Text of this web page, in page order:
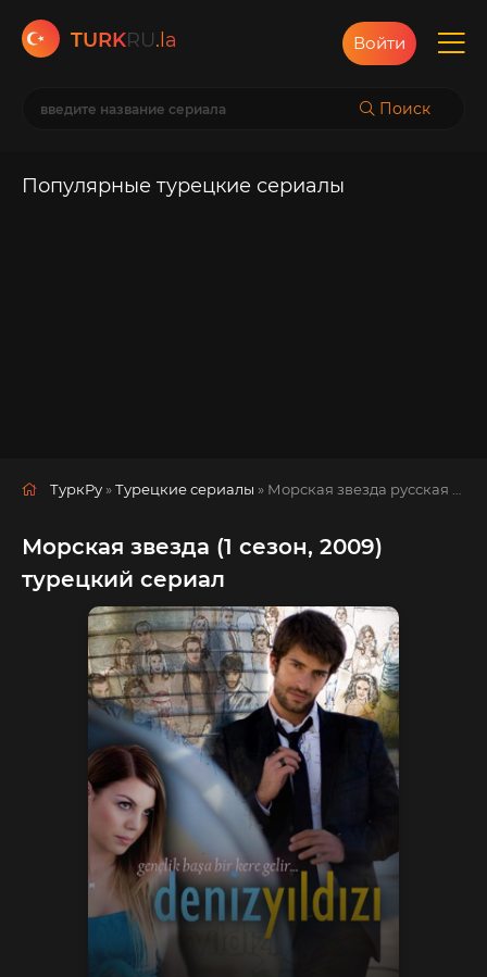
TURKRU.la
Поиск
Войти
Популярные турецкие сериалы
ТуркРу »Турецкие сериалы » Морская звезда русская озвучка смотреть полностью онлайн!
Морская звезда (1 сезон, 2009)
турецкий сериал